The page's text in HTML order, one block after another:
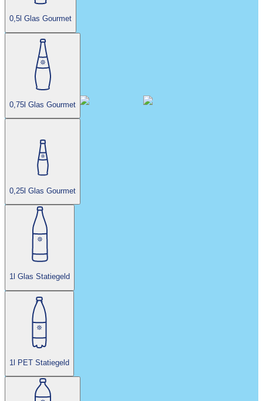
0,5l Glas Gourmet
0,75l Glas Gourmet
0,25l Glas Gourmet
1l Glas Statiegeld
1l PET Statiegeld